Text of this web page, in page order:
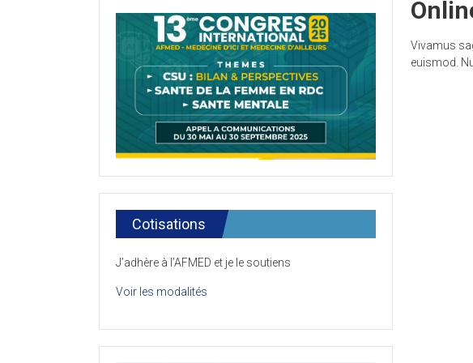
Vivamus
euismod.
Cotisations
J’adhère à l’AFMED et je le soutiens
Voir les modalités